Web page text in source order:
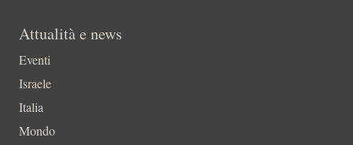
Attualità e news
Eventi
Israele
Italia
Mondo